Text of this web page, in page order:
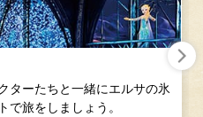
ターたちと一緒にエルサの氷
旅をしましょう。